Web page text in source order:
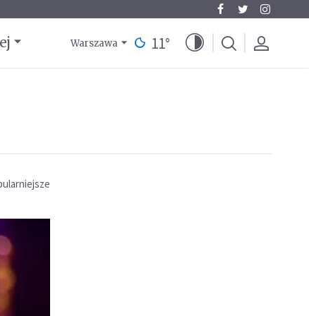
Warszawa 11°